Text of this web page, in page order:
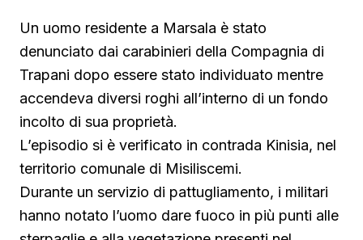
Un uomo residente a Marsala è stato
denunciato dai carabinieri della Compagnia di
Trapani dopo essere stato individuato mentre
accendeva diversi roghi all’interno di un fondo
incolto di sua proprietà.
L’episodio si è verificato in contrada Kinisia, nel
territorio comunale di Misiliscemi.
Durante un servizio di pattugliamento, i militari
hanno notato l’uomo dare fuoco in più punti alle